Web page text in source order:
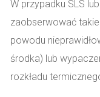
W przypadku SLS
zaobserwować takie
powodu
środka) lub
rozkładu